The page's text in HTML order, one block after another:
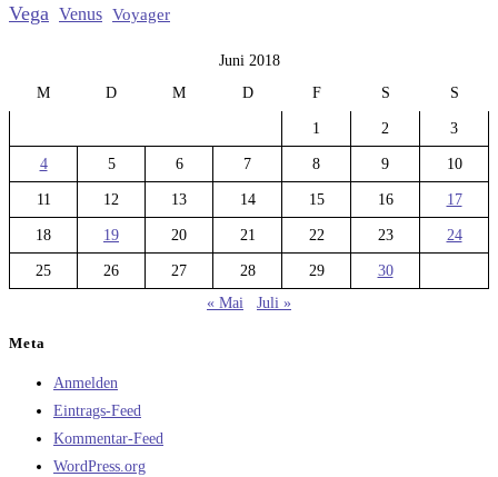
Vega Venus Voyager
Juni 2018
M
D M D F S S
1 2 3
4 5 6 7 8 9 10
11 12 13 14 15 16 17
18 19 20 21 22 23 24
25 26 27 28 29
30
« Mai
Juli »
Meta
Anmelden
Eintrags-Feed
Kommentar-Feed
WordPress.org